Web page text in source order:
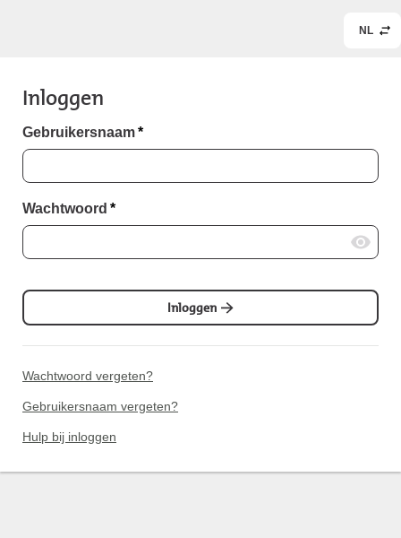
NL
Inloggen
Gebruikersnaam*
Wachtwoord *
Inloggen
Wachtwoord vergeten?
Gebruikersnaam vergeten?
Hulp bij inloggen